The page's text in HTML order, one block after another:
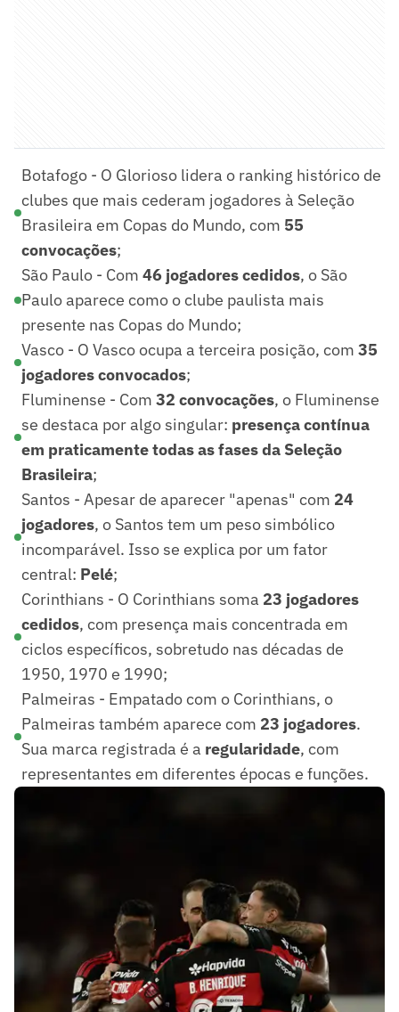
Botafogo - O Glorioso lidera o ranking histórico de
clubes que mais cederam jogadores à Seleção
Brasileira em Copas do Mundo, com 55
convocações;
São Paulo - Com 46 jogadores cedidos, o São
Paulo aparece como o clube paulista mais
presente nas Copas do Mundo;
Vasco - O Vasco ocupa a terceira posição, com 35
jogadores convocados;
Fluminense - Com 32 convocações, o Fluminense
se destaca por algo singular: presença contínua
em praticamente todas as fases da Seleção
Brasileira;
Santos - Apesar de aparecer "apenas" com 24
jogadores, o Santos tem um peso simbólico
incomparável. Isso se explica por um fator
central: Pelé;
Corinthians - O Corinthians soma 23 jogadores
cedidos, com presença mais concentrada em
ciclos específicos, sobretudo nas décadas de
1950, 1970 e 1990;
Palmeiras - Empatado com o Corinthians, o
Palmeiras também aparece com 23 jogadores.
Sua marca registrada é a regularidade, com
representantes em diferentes épocas e funções.